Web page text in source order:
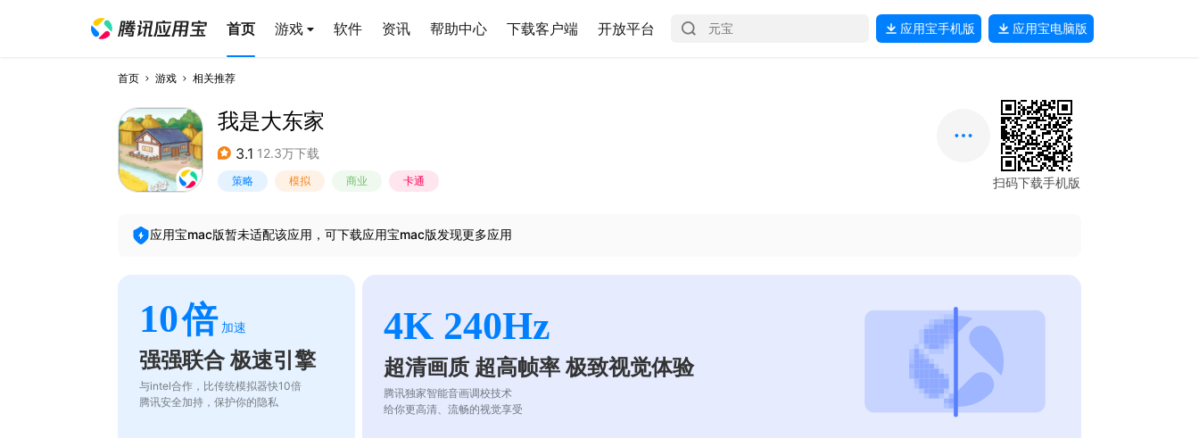
首页 游戏 软件 资讯 帮助中心 下载客户端 开放平台 应用宝手机版 应用宝电脑版
首页 游戏 相关推荐
我是大东家
3.1 12.3万下载
策略 模拟 商业 卡通 扫码下载手机版
应用宝mac版暂未适配该应用，可下载应用宝mac版发现更多应用
10倍 加速
强强联合 极速引擎
与intel合作，比传统模拟器快10倍
腾讯安全加持，保护你的隐私
4K 240Hz
超清画质 超高帧率 极致视觉体验
腾讯独家智能音画调校技术
给你更高清、流畅的视觉享受